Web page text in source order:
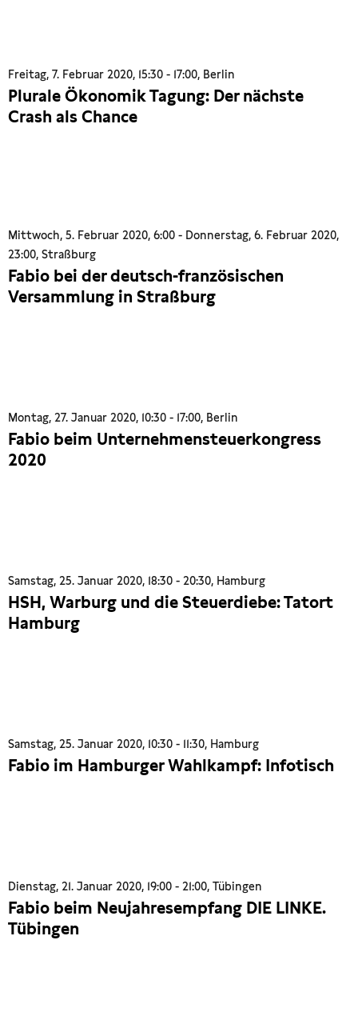
Freitag, 7. Februar 2020, 15:30 - 17:00, Berlin
Plurale Ökonomik Tagung: Der nächste
Crash als Chance
Mittwoch, 5. Februar 2020, 6:00 - Donnerstag, 6. Februar 2020,
23:00, Straßburg
Fabio bei der deutsch-französischen
Versammlung in Straßburg
Montag, 27. Januar 2020, 10:30 - 17:00, Berlin
Fabio beim Unternehmensteuerkongress
2020
Samstag, 25. Januar 2020, 18:30 - 20:30, Hamburg
HSH, Warburg und die Steuerdiebe: Tatort
Hamburg
Samstag, 25. Januar 2020, 10:30 - 11:30, Hamburg
Fabio im Hamburger Wahlkampf: Infotisch
Dienstag, 21. Januar 2020, 19:00 - 21:00, Tübingen
Fabio beim Neujahresempfang DIE LINKE.
Tübingen